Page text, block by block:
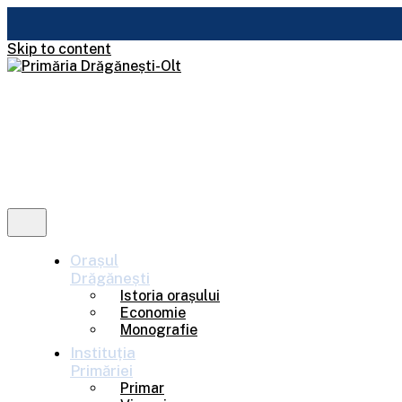
Skip to content
Orașul
Drăgănești
Istoria orașului
Economie
Monografie
Instituția
Primăriei
Primar